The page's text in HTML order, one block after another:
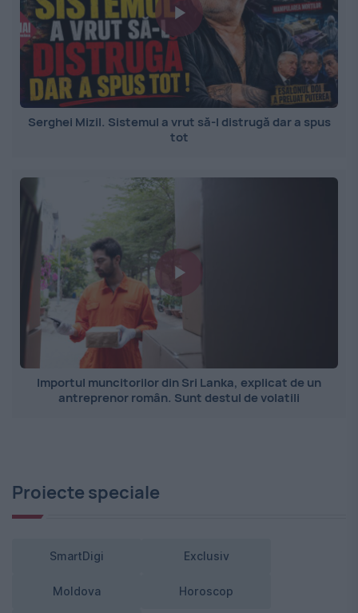
Serghei Mizil. Sistemul a vrut să-l distrugă dar a spus
tot
Importul muncitorilor din Sri Lanka, explicat de un
antreprenor român. Sunt destul de volatili
Proiecte speciale
SmartDigi Exclusiv
Moldova Horoscop